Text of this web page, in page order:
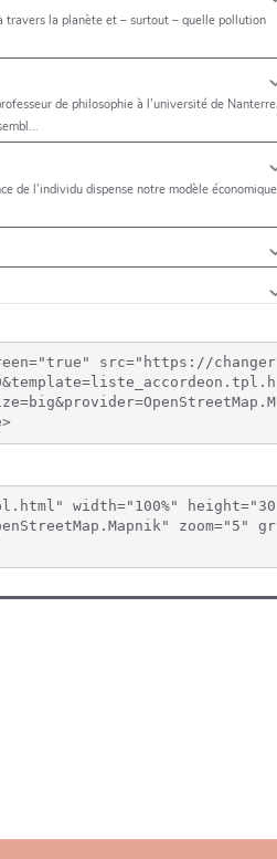
src="https://changer
width="100%" height="30
zoom="5" gr